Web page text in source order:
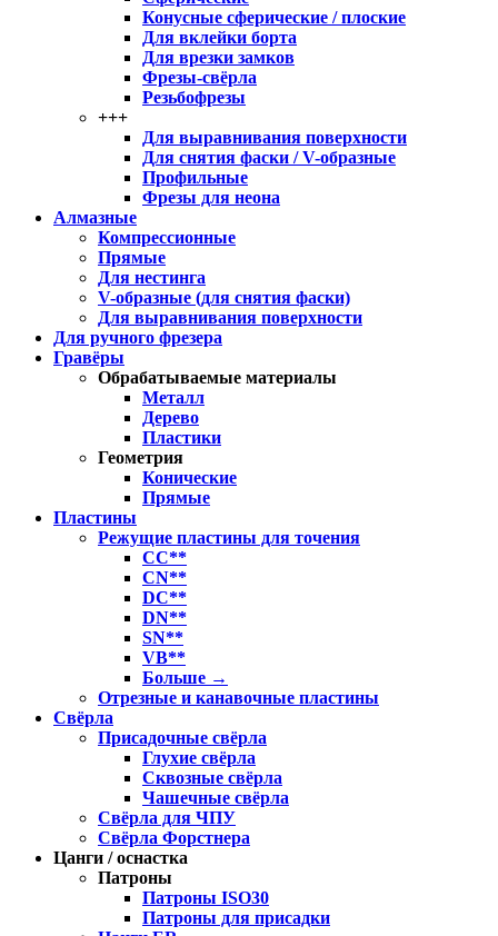
Конусные сферические / плоские
Для вклейки борта
Для врезки замков
Фрезы-свёрла
Резьбофрезы
+++
Для выравнивания поверхности
Для снятия фаски / V-образные
Профильные
Фрезы для неона
Алмазные
Компрессионные
Прямые
Для нестинга
V-образные (для снятия фаски)
Для выравнивания поверхности
Для ручного фрезера
Гравёры
Обрабатываемые материалы
Металл
Дерево
Пластики
Геометрия
Конические
Прямые
Пластины
Режущие пластины для точения
CC**
CN**
DC**
DN**
SN**
VB**
Больше →
Отрезные и канавочные пластины
Свёрла
Присадочные свёрла
Глухие свёрла
Сквозные свёрла
Чашечные свёрла
Свёрла для ЧПУ
Свёрла Форстнера
Цанги / оснастка
Патроны
Патроны ISO30
Патроны для присадки